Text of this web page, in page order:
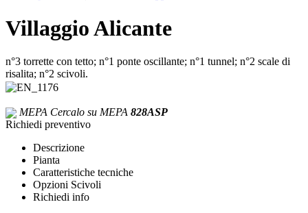
Villaggio Alicante
n°3 torrette con tetto; n°1 ponte oscillante; n°1 tunnel; n°2 scale di
risalita; n°2 scivoli.
MEPA Cercalo su MEPA 828ASP
Richiedi preventivo
Descrizione
Pianta
Caratteristiche tecniche
Opzioni Scivoli
Richiedi info